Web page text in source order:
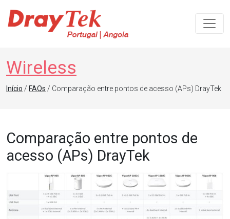
Navegação principal
Wireless
Início / FAQs / Comparação entre pontos de acesso (APs) DrayTek
Comparação entre pontos de
acesso (APs) DrayTek